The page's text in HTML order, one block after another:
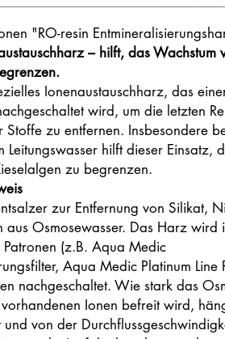
"RO-resin
– hilft, das Wachstum
Ionenaustauschharz, das
wird, um die letzten
Stoffe zu entfernen. Insbesondere
Leitungswasser hilft dieser Einsatz,
zu begrenzen.
zur Entfernung von Silikat,
aus Osmosewasser. Das Harz wird
Patronen (z.B. Aqua Medic
Aqua Medic Platinum Line
nachgeschaltet. Wie stark das
Ionen befreit wird,
und von der